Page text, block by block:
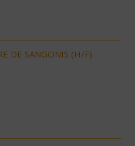
DE SANGONIS (H/F)